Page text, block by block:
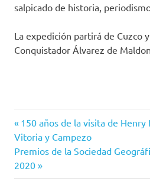
salpicado de historia,
La expedición partirá de Cuzco
Conquistador Álvarez de
Navegación
de
entradas
Entrada
anterior:
150 años de la visita de
Vitoria y Campezo
Siguiente
entrada:
Premios de la Sociedad
2020